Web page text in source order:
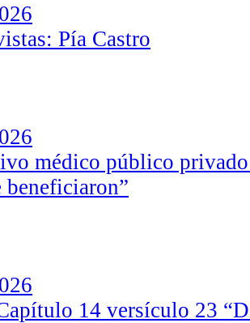
Pía Castro
médico público
beneficiaron”
14 versículo 23